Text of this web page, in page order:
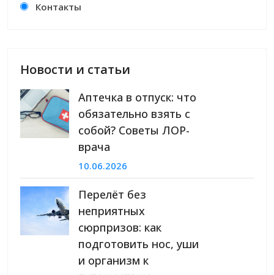
Контакты
Новости и статьи
Аптечка в отпуск: что
обязательно взять с
собой? Советы ЛОР-
врача
10.06.2026
Перелёт без
неприятных
сюрпризов: как
подготовить нос, уши
и организм к